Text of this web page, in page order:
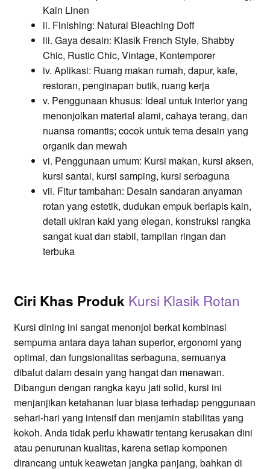
Kain Linen
ii. Finishing: Natural Bleaching Doff
iii. Gaya desain: Klasik French Style, Shabby
Chic, Rustic Chic, Vintage, Kontemporer
iv. Aplikasi: Ruang makan rumah, dapur, kafe,
restoran, penginapan butik, ruang kerja
v. Penggunaan khusus: Ideal untuk interior yang
menonjolkan material alami, cahaya terang, dan
nuansa romantis; cocok untuk tema desain yang
organik dan mewah
vi. Penggunaan umum: Kursi makan, kursi aksen,
kursi santai, kursi samping, kursi serbaguna
vii. Fitur tambahan: Desain sandaran anyaman
rotan yang estetik, dudukan empuk berlapis kain,
detail ukiran kaki yang elegan, konstruksi rangka
sangat kuat dan stabil, tampilan ringan dan
terbuka
Ciri Khas Produk Kursi Klasik Rotan
Kursi dining ini sangat menonjol berkat kombinasi
sempurna antara daya tahan superior, ergonomi yang
optimal, dan fungsionalitas serbaguna, semuanya
dibalut dalam desain yang hangat dan menawan.
Dibangun dengan rangka kayu jati solid, kursi ini
menjanjikan ketahanan luar biasa terhadap penggunaan
sehari-hari yang intensif dan menjamin stabilitas yang
kokoh. Anda tidak perlu khawatir tentang kerusakan dini
atau penurunan kualitas, karena setiap komponen
dirancang untuk keawetan jangka panjang, bahkan di